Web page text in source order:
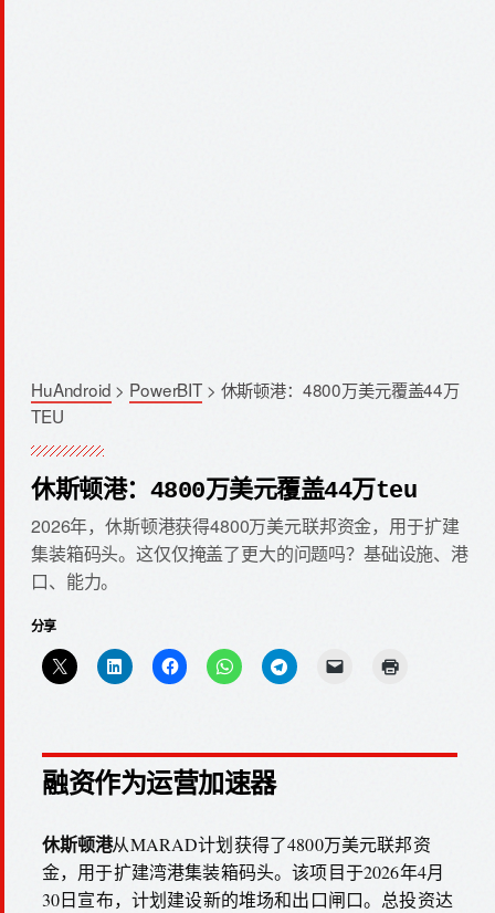
HuAndroid > PowerBIT> 休斯顿港：4800万美元覆盖44万
TEU
休斯顿港：4800万美元覆盖44万teu
2026年，休斯顿港获得4800万美元联邦资金，用于扩建
集装箱码头。这仅仅掩盖了更大的问题吗？基础设施、港
口、能力。
分享
融资作为运营加速器
休斯顿港从MARAD计划获得了4800万美元联邦资
金，用于扩建湾港集装箱码头。该项目于2026年4月
30日宣布，计划建设新的堆场和出口闸口。总投资达